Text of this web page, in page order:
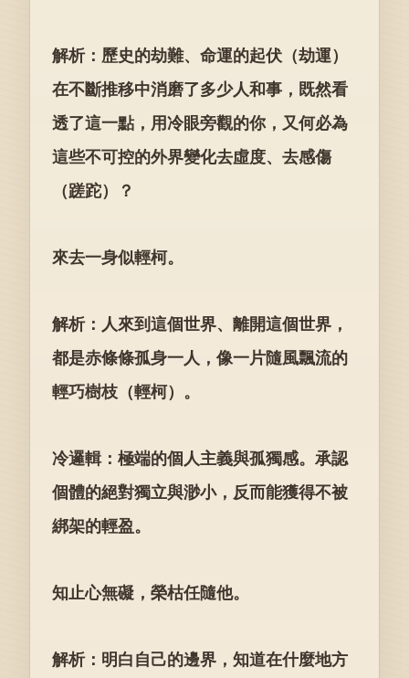
解析：歷史的劫難、命運的起伏（劫運）
在不斷推移中消磨了多少人和事，既然看
透了這一點，用冷眼旁觀的你，又何必為
這些不可控的外界變化去虛度、去感傷
（蹉跎）？
來去一身似輕柯。
解析：人來到這個世界、離開這個世界，
都是赤條條孤身一人，像一片隨風飄流的
輕巧樹枝（輕柯）。
冷邏輯：極端的個人主義與孤獨感。承認
個體的絕對獨立與渺小，反而能獲得不被
綁架的輕盈。
知止心無礙，榮枯任隨他。
解析：明白自己的邊界，知道在什麼地方